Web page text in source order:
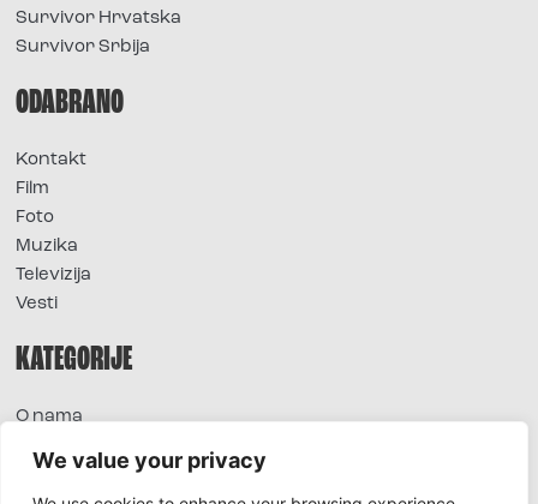
We value your privacy
Survivor Hrvatska
Survivor Srbija
ODABRANO
Kontakt
Film
Foto
Muzika
Televizija
Vesti
KATEGORIJE
O nama
Extra